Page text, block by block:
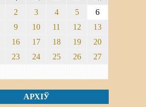
2 3 4 5
6
9 10 11 12
13
16 17 18 19
20
23 24 25 26
27
АРХІЎ